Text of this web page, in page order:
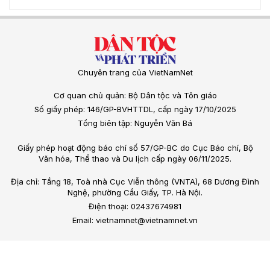
Chuyên trang của VietNamNet
Cơ quan chủ quản: Bộ Dân tộc và Tôn giáo
Số giấy phép: 146/GP-BVHTTDL, cấp ngày 17/10/2025
Tổng biên tập: Nguyễn Văn Bá
Giấy phép hoạt động báo chí số 57/GP-BC do Cục Báo chí, Bộ
Văn hóa, Thể thao và Du lịch cấp ngày 06/11/2025.
Địa chỉ: Tầng 18, Toà nhà Cục Viễn thông (VNTA), 68 Dương Đình
Nghệ, phường Cầu Giấy, TP. Hà Nội.
Điện thoại: 02437674981
Email: vietnamnet@vietnamnet.vn